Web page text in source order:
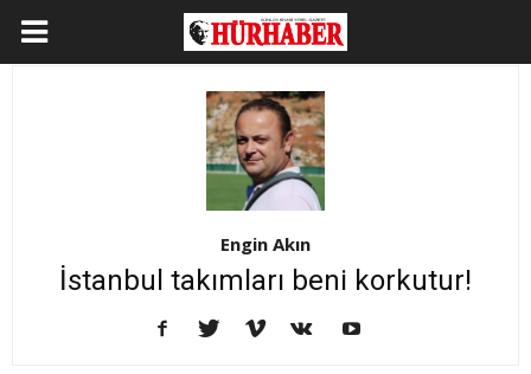
Engin Akın
İstanbul takımları beni korkutur!